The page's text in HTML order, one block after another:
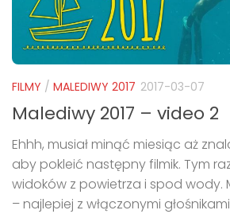
FILMY / MALEDIWY 2017 2017-03-07
Malediwy 2017 – video 2
Ehhh, musiał minąć miesiąc aż
aby pokleić następny filmik. Tym
widoków z powietrza i spod wody.
– najlepiej z włączonymi głośnikami